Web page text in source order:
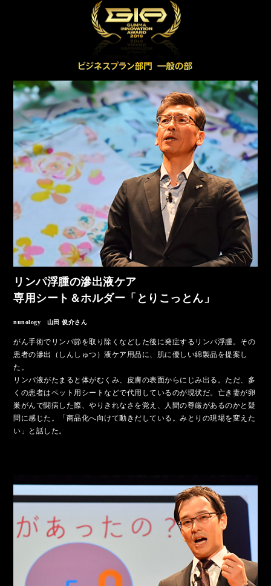
リンパ浮腫の滲出液ケア
専用シート＆ホルダー「とりこっとん」
nunology 山田 俊介さん
がん手術でリンパ節を取り除くなどした後に発症するリンパ浮腫。その
患者の滲出（しんしゅつ）液ケア用品に、肌に優しい綿製品を提案し
た。
リンパ液がたまると体がむくみ、皮膚の表面からにじみ出る。ただ、多
くの患者はペット用シートなどで代用しているのが現状だ。亡き妻が卵
巣がんで闘病した際、やりきれなさを覚え、人間の尊厳があるのかと疑
問に感じた。「商品化へ向けて動きだしている。みとりの現場を変えた
い」と話した。